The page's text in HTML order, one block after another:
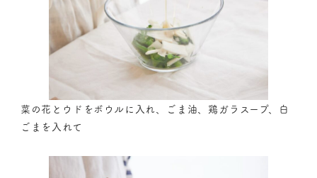
菜の花とウドをボウルに入れ、ごま油、鶏ガラスープ、白
ごまを入れて